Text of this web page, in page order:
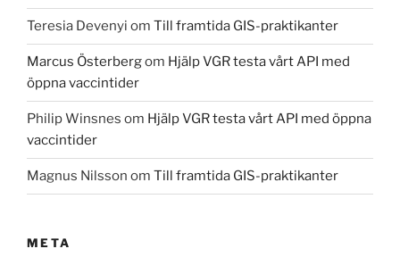
Teresia Devenyi om Till framtida GIS-praktikanter
Marcus Österbergom Hjälp VGR testa vårt API med
öppna vaccintider
Philip Winsnes om Hjälp VGR testa vårt API med öppna
vaccintider
Magnus Nilsson om Till framtida GIS-praktikanter
META